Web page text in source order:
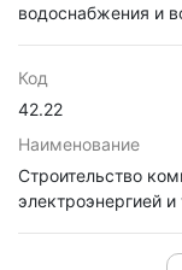
водоснабжения и
Код
42.22
Наименование
Строительство
электроэнергией